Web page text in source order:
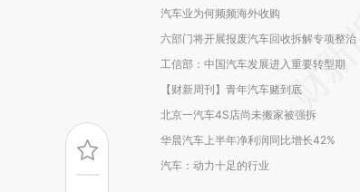
汽车业为何频频海外收购
六部门将开展报废汽车回收拆解专项整治
工信部：中国汽车发展进入重要转型期
【财新周刊】青年汽车赌到底
北京一汽车4S店尚未搬家被强拆
华晨汽车上半年净利润同比增长42%
汽车：动力十足的行业